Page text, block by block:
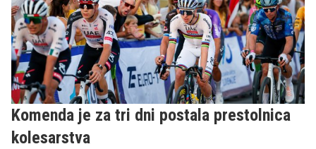
Komenda je za tri dni postala prestolnica
kolesarstva